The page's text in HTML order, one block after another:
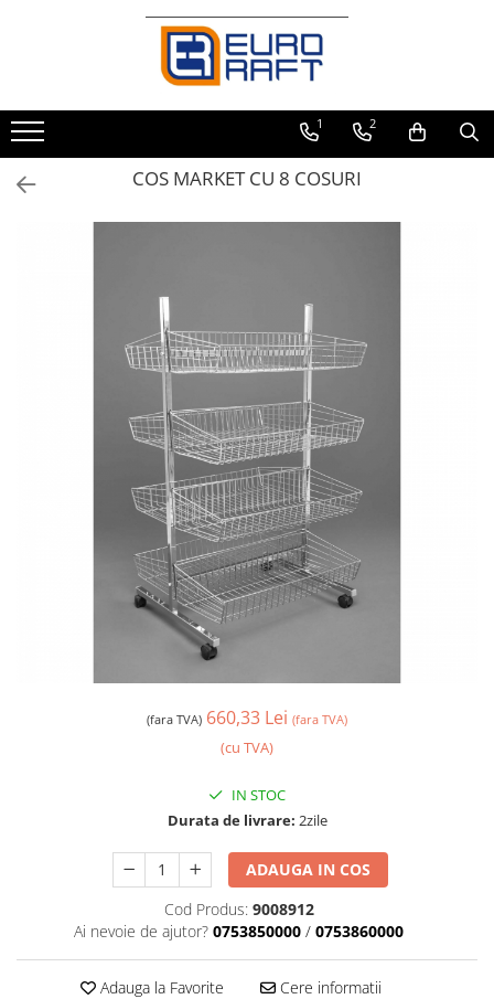
Refrigerare Comercială
Dulapuri Frigorifice 1 2
COS MARKET CU 8 COSURI
(fara TVA) 660,33 Lei (fara TVA)
(cu TVA)
IN STOC
Durata de livrare: 2zile
ADAUGA IN COS
Cod Produs: 9008912
Ai nevoie de ajutor? 0753850000 / 0753860000
Adauga la Favorite Cere informatii